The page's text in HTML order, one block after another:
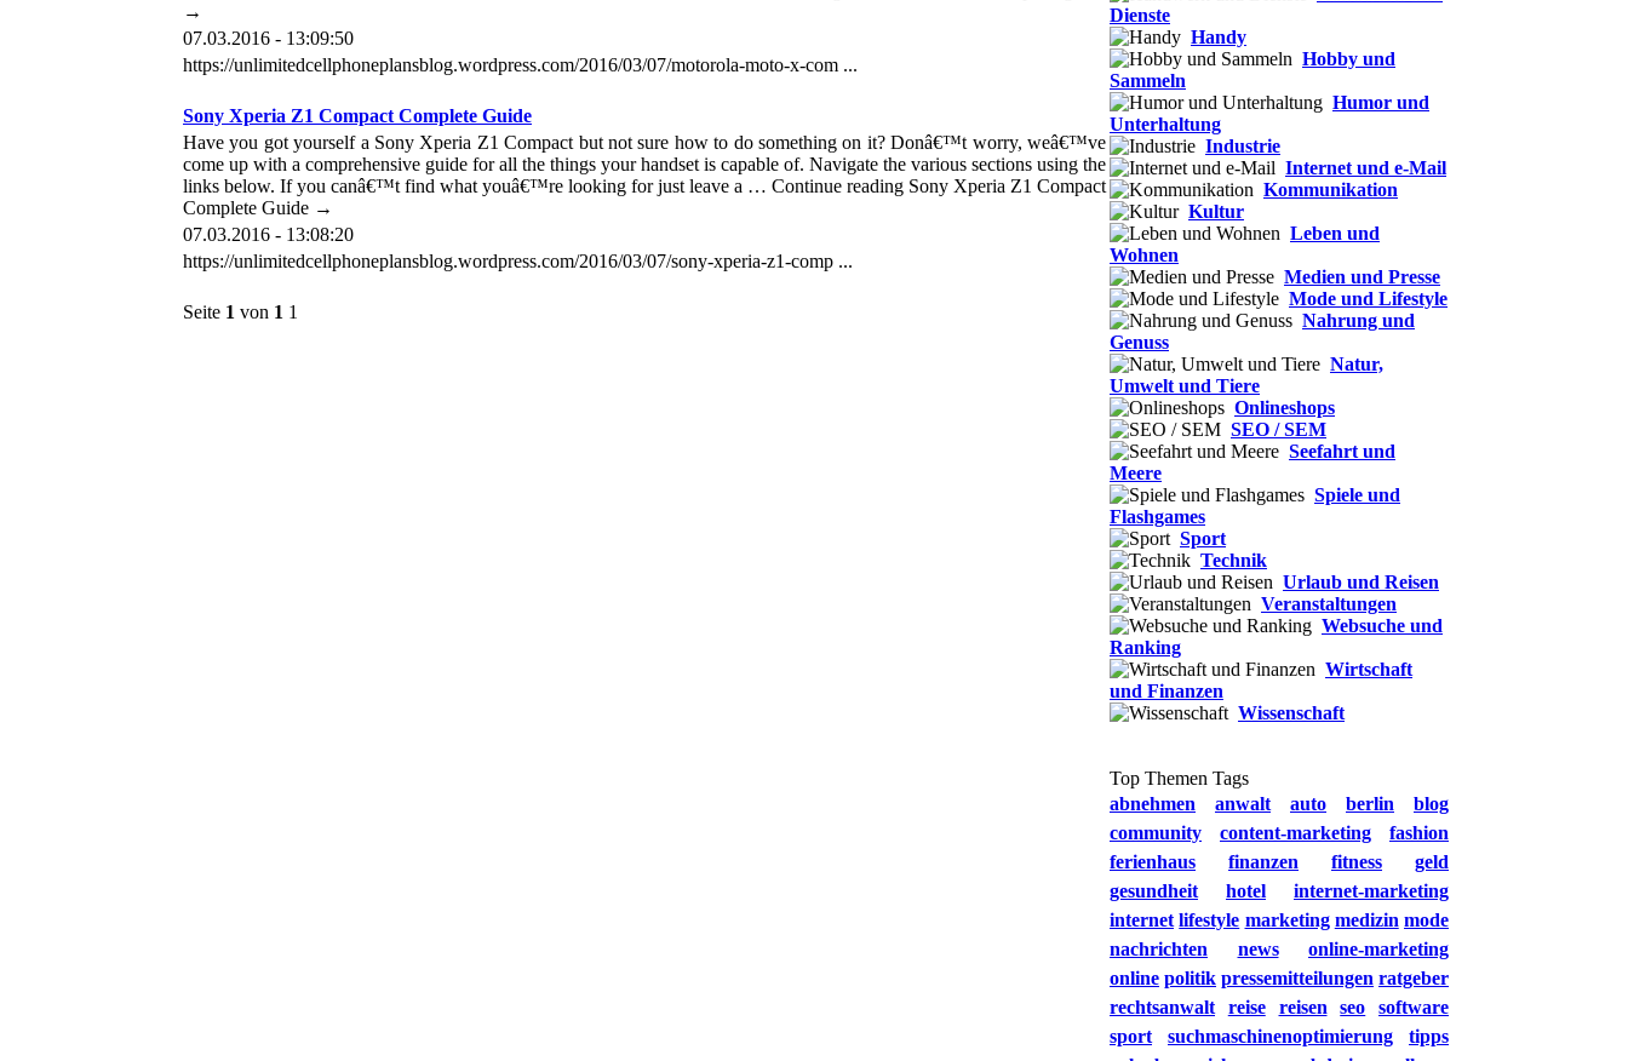
→
07.03.2016 - 13:09:50
https://unlimitedcellphoneplansblog.wordpress.com/2016/03/07/motorola-moto-x-com ...
Sony Xperia Z1 Compact Complete Guide
Have you got yourself a Sony Xperia Z1 Compact but not sure how to do something on it? Donâ€™t worry, weâ€™ve
come up with a comprehensive guide for all the things your handset is capable of. Navigate the various sections using the
links below. If you canâ€™t find what youâ€™re looking for just leave a … Continue reading Sony Xperia Z1 Compact
Complete Guide →
07.03.2016 - 13:08:20
https://unlimitedcellphoneplansblog.wordpress.com/2016/03/07/sony-xperia-z1-comp ...
Seite 1 von 1 1
Dienste
Handy
Hobby und
Sammeln
Humor und
Unterhaltung
Industrie
Internet und e-Mail
Kommunikation
Kultur
Leben und
Wohnen
Medien und Presse
Mode und Lifestyle
Nahrung und
Genuss
Natur,
Umwelt und Tiere
Onlineshops
SEO / SEM
Seefahrt und
Meere
Spiele und
Flashgames
Sport
Technik
Urlaub und Reisen
Veranstaltungen
Websuche und
Ranking
Wirtschaft
und Finanzen
Wissenschaft
Top Themen Tags
abnehmen
anwalt auto berlin
blog
community
content-marketing
fashion
ferienhaus
finanzen fitness
geld
gesundheit
hotel
internet-marketing
internet lifestyle marketing medizin mode
nachrichten
news
online-marketing
online politik pressemitteilungen ratgeber
rechtsanwalt
reise reisen seo
software
sport
suchmaschinenoptimierung
tipps